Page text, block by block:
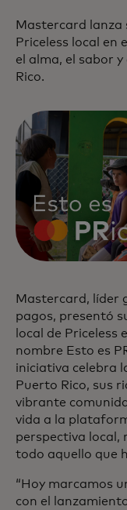
Mastercard lanza
Priceless local en
el alma, el sabor
Rico.
Mastercard, líder
pagos, presentó
local de Priceless
nombre Esto es
iniciativa celebra
Puerto Rico, sus
vibrante
vida a la
perspectiva local,
todo aquello que
“Hoy marcamos
con el